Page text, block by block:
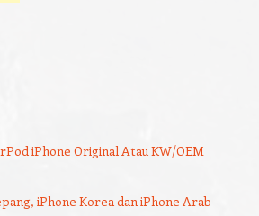
iPhone Original Atau KW/OEM
iPhone Korea dan iPhone Arab